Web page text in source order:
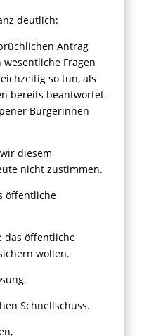
deutlich:
Antrag
Fragen
so tun, als
bereits beantwortet.
Bürgerinnen
diesem
nicht zustimmen.
öffentliche
das öffentliche
wollen.
Schnellschuss.